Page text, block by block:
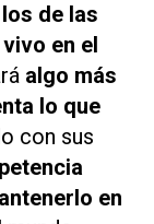
de las
en el
algo más
lo que
con sus
en